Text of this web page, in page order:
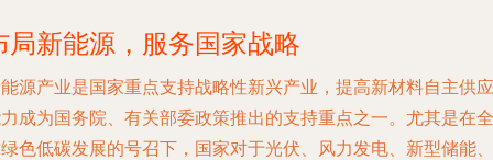
局新能源，服务国家战略
源产业是国家重点支持战略性新兴产业，提高新材料自主供应
成为国务院、有关部委政策推出的支持重点之一。尤其是在全
色低碳发展的号召下，国家对于光伏、风力发电、新型储能、